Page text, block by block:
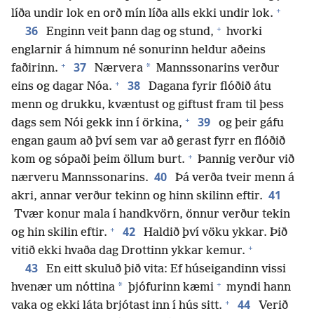
líða undir lok en orð mín líða alls ekki undir lok. +
36 Enginn veit þann dag og stund, + hvorki
englarnir á himnum né sonurinn heldur aðeins
faðirinn. + 37 Nærvera * Mannssonarins verður
eins og dagar Nóa. + 38
Dagana fyrir flóðið átu
menn og drukku, kvæntust og giftust fram til þess
dags sem Nói gekk inn í örkina, + 39
og þeir gáfu
engan gaum að því sem var að gerast fyrr en flóðið
kom og sópaði þeim öllum burt. + Þannig verður við
nærveru Mannssonarins. 40
Þá verða tveir menn á
akri, annar verður tekinn og hinn skilinn eftir. 41
Tvær konur mala í handkvörn, önnur verður tekin
og hin skilin eftir. + 42
Haldið því vöku ykkar. Þið
vitið ekki hvaða dag Drottinn ykkar kemur. +
43
En eitt skuluð þið vita: Ef húseigandinn vissi
hvenær um nóttina * þjófurinn kæmi + myndi hann
vaka og ekki láta brjótast inn í hús sitt. + 44
Verið